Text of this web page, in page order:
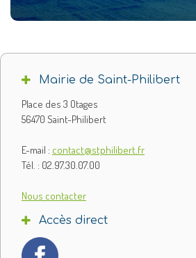
Mairie de Saint-Philibert
Place des 3 Otages
56470 Saint-Philibert
E-mail : contact@stphilibert.fr
Tél. : 02.97.30.07.00
Nous contacter
Accès direct